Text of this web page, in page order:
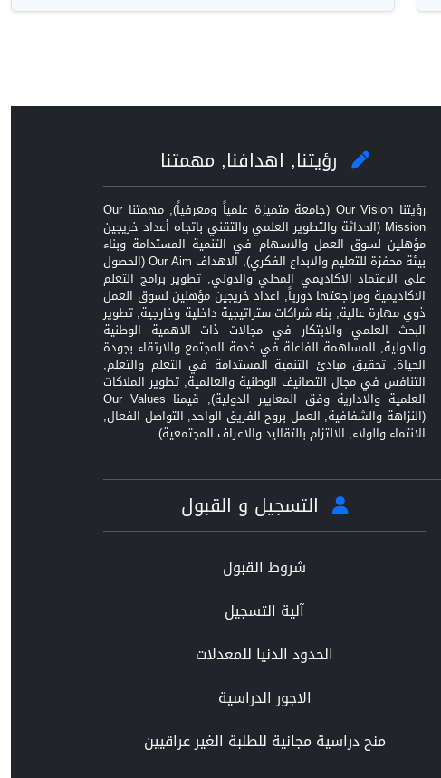
رؤيتنا, اهدافنا, مهمتنا
رؤيتنا Our Vision (جامعة متميزة علمياً ومعرفياً), مهمتنا Our
Mission (الحداثة والتطوير العلمي والتقني باتجاه أعداد خريجين
مؤهلين لسوق العمل والاسهام في التنمية المستدامة وبناء
بيئة محفزة للتعليم والابداع الفكري), الاهداف Our Aim (الحصول
على الاعتماد الاكاديمي المحلي والدولي, تطوير برامج التعلم
الاكاديمية ومراجعتها دورياً, اعداد خريجين مؤهلين لسوق العمل
ذوي مهارة عالية, بناء شراكات ستراتيجية داخلية وخارجية, تطوير
البحث العلمي والابتكار في مجالات ذات الاهمية الوطنية
والدولية, المساهمة الفاعلة في خدمة المجتمع والارتقاء بجودة
الحياة, تحقيق مبادئ التنمية المستدامة في التعلم والتعلم,
التنافس في مجال التصانيف الوطنية والعالمية, تطوير الملاكات
العلمية والادارية وفق المعايير الدولية), قيمنا Our Values
(النزاهة والشفافية, العمل بروح الفريق الواحد, التواصل الفعال,
الانتماء والولاء, الالتزام بالتقاليد والاعراف المجتمعية)
التسجيل و القبول
شروط القبول
آلية التسجيل
الحدود الدنيا للمعدلات
الاجور الدراسية
منح دراسية مجانية للطلبة الغير عراقيين